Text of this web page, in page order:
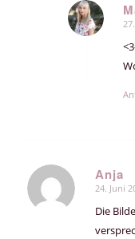
Anja
sagte:
24. Juni
Die